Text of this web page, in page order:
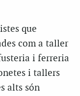
que
com a taller
i ferreria
i tallers
alts són